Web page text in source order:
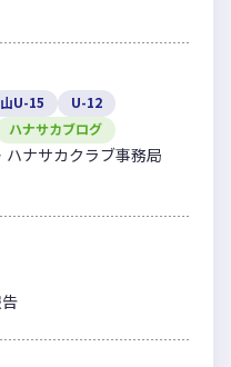
U-15
U-12
ハナサカブログ
ハナサカクラブ事務局